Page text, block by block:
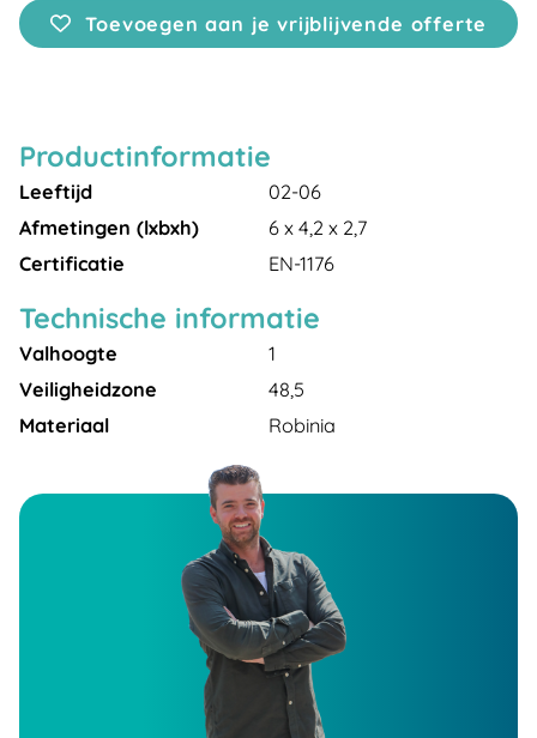
Toevoegen aan je vrijblijvende offerte
Productinformatie
Leeftijd
02-06
Afmetingen (lxbxh)
6 x 4,2 x 2,7
Certificatie
EN-1176
Technische informatie
Valhoogte
1
Veiligheidzone
48,5
Materiaal
Robinia